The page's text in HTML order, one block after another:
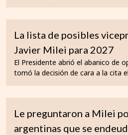
La lista de posibles
Javier Milei para 2027
El Presidente abrió el abanico de
tomó la decisión de cara a la cita
Le preguntaron a Milei
argentinas que se